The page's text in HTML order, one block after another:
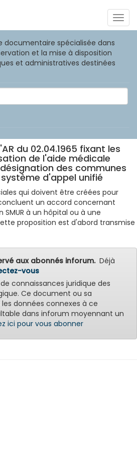
documentaire spécialisée dans
et la mise à disposition
et administratives destinées
du 02.04.1965 fixant les
de l'aide médicale
des communes
d'appel unifié
qui doivent être créées pour
un accord concernant
à un hôpital ou à une
proposition est d'abord transmise
aux abonnés inforum.Déjà
vous
connaissances juridique des
Ce document ou sa
données connexes à ce
dans inforum moyennant un
ici pour vous abonner